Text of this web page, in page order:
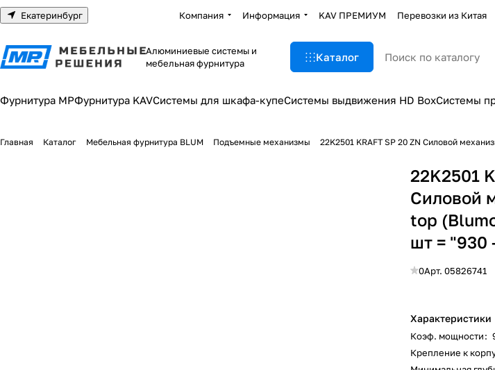
Екатеринбург Компания Информация KAV ПРЕМИУМ Перевозки из Китая
Алюминиевые системы и
мебельная фурнитура
Каталог
Фурнитура МРФурнитура KAVСистемы для шкафа-купеСистемы выдвижения HD BoxСистемы
Главная Каталог Мебельная фурнитура BLUM Подъемные механизмы 22K2501 KRAFT SP 20 ZN Силовой
22K2501
Силовой
top
шт = "930
0Арт.05826741
Характеристики
Коэф. мощности:
Крепление к